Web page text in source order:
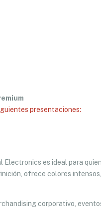
presentaciones:
Electronics es ideal para
ofrece colores
corporativo,